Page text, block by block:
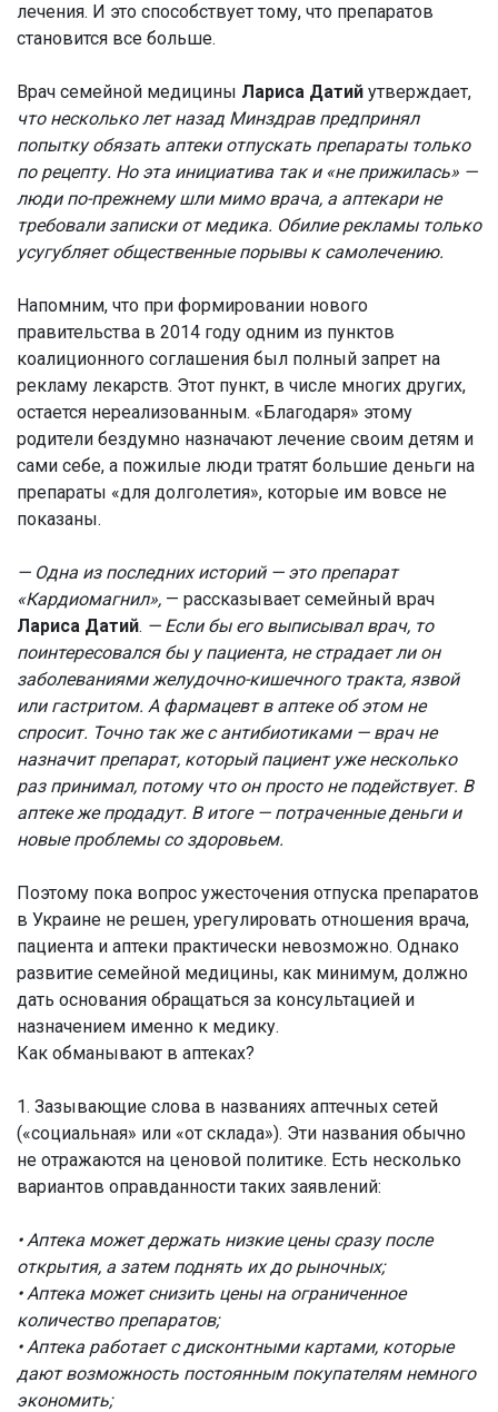
лечения. И это способствует тому, что препаратов
становится все больше.
Врач семейной медицины Лариса Датий утверждает,
что несколько лет назад Минздрав предпринял
попытку обязать аптеки отпускать препараты только
по рецепту. Но эта инициатива так и «не прижилась» —
люди по-прежнему шли мимо врача, а аптекари не
требовали записки от медика. Обилие рекламы только
усугубляет общественные порывы к самолечению.
Напомним, что при формировании нового
правительства в 2014 году одним из пунктов
коалиционного соглашения был полный запрет на
рекламу лекарств. Этот пункт, в числе многих других,
остается нереализованным. «Благодаря» этому
родители бездумно назначают лечение своим детям и
сами себе, а пожилые люди тратят большие деньги на
препараты «для долголетия», которые им вовсе не
показаны.
— Одна из последних историй — это препарат
«Кардиомагнил», — рассказывает семейный врач
Лариса Датий. — Если бы его выписывал врач, то
поинтересовался бы у пациента, не страдает ли он
заболеваниями желудочно-кишечного тракта, язвой
или гастритом. А фармацевт в аптеке об этом не
спросит. Точно так же с антибиотиками — врач не
назначит препарат, который пациент уже несколько
раз принимал, потому что он просто не подействует. В
аптеке же продадут. В итоге — потраченные деньги и
новые проблемы со здоровьем.
Поэтому пока вопрос ужесточения отпуска препаратов
в Украине не решен, урегулировать отношения врача,
пациента и аптеки практически невозможно. Однако
развитие семейной медицины, как минимум, должно
дать основания обращаться за консультацией и
назначением именно к медику.
Как обманывают в аптеках?
1. Зазывающие слова в названиях аптечных сетей
(«социальная» или «от склада»). Эти названия обычно
не отражаются на ценовой политике. Есть несколько
вариантов оправданности таких заявлений:
• Аптека может держать низкие цены сразу после
открытия, а затем поднять их до рыночных;
• Аптека может снизить цены на ограниченное
количество препаратов;
• Аптека работает с дисконтными картами, которые
дают возможность постоянным покупателям немного
экономить;